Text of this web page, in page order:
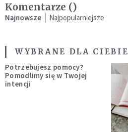
Komentarze ()
Najnowsze Najpopularniejsze
WYBRANE DLA CIEBIE
Potrzebujesz pomocy?
Pomodlimy się w Twojej
intencji